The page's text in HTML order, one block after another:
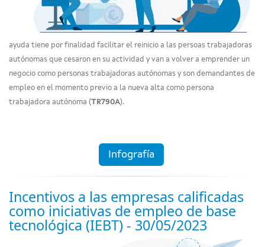
ayuda tiene por finalidad facilitar el reinicio a las persoas trabajadoras
autónomas que cesaron en su actividad y van a volver a emprender un
negocio como personas trabajadoras autónomas y son demandantes de
empleo en el momento previo a la nueva alta como persona
trabajadora autónoma (TR790A).
Infografía
Incentivos a las empresas calificadas
como iniciativas de empleo de base
tecnológica (IEBT) - 30/05/2023